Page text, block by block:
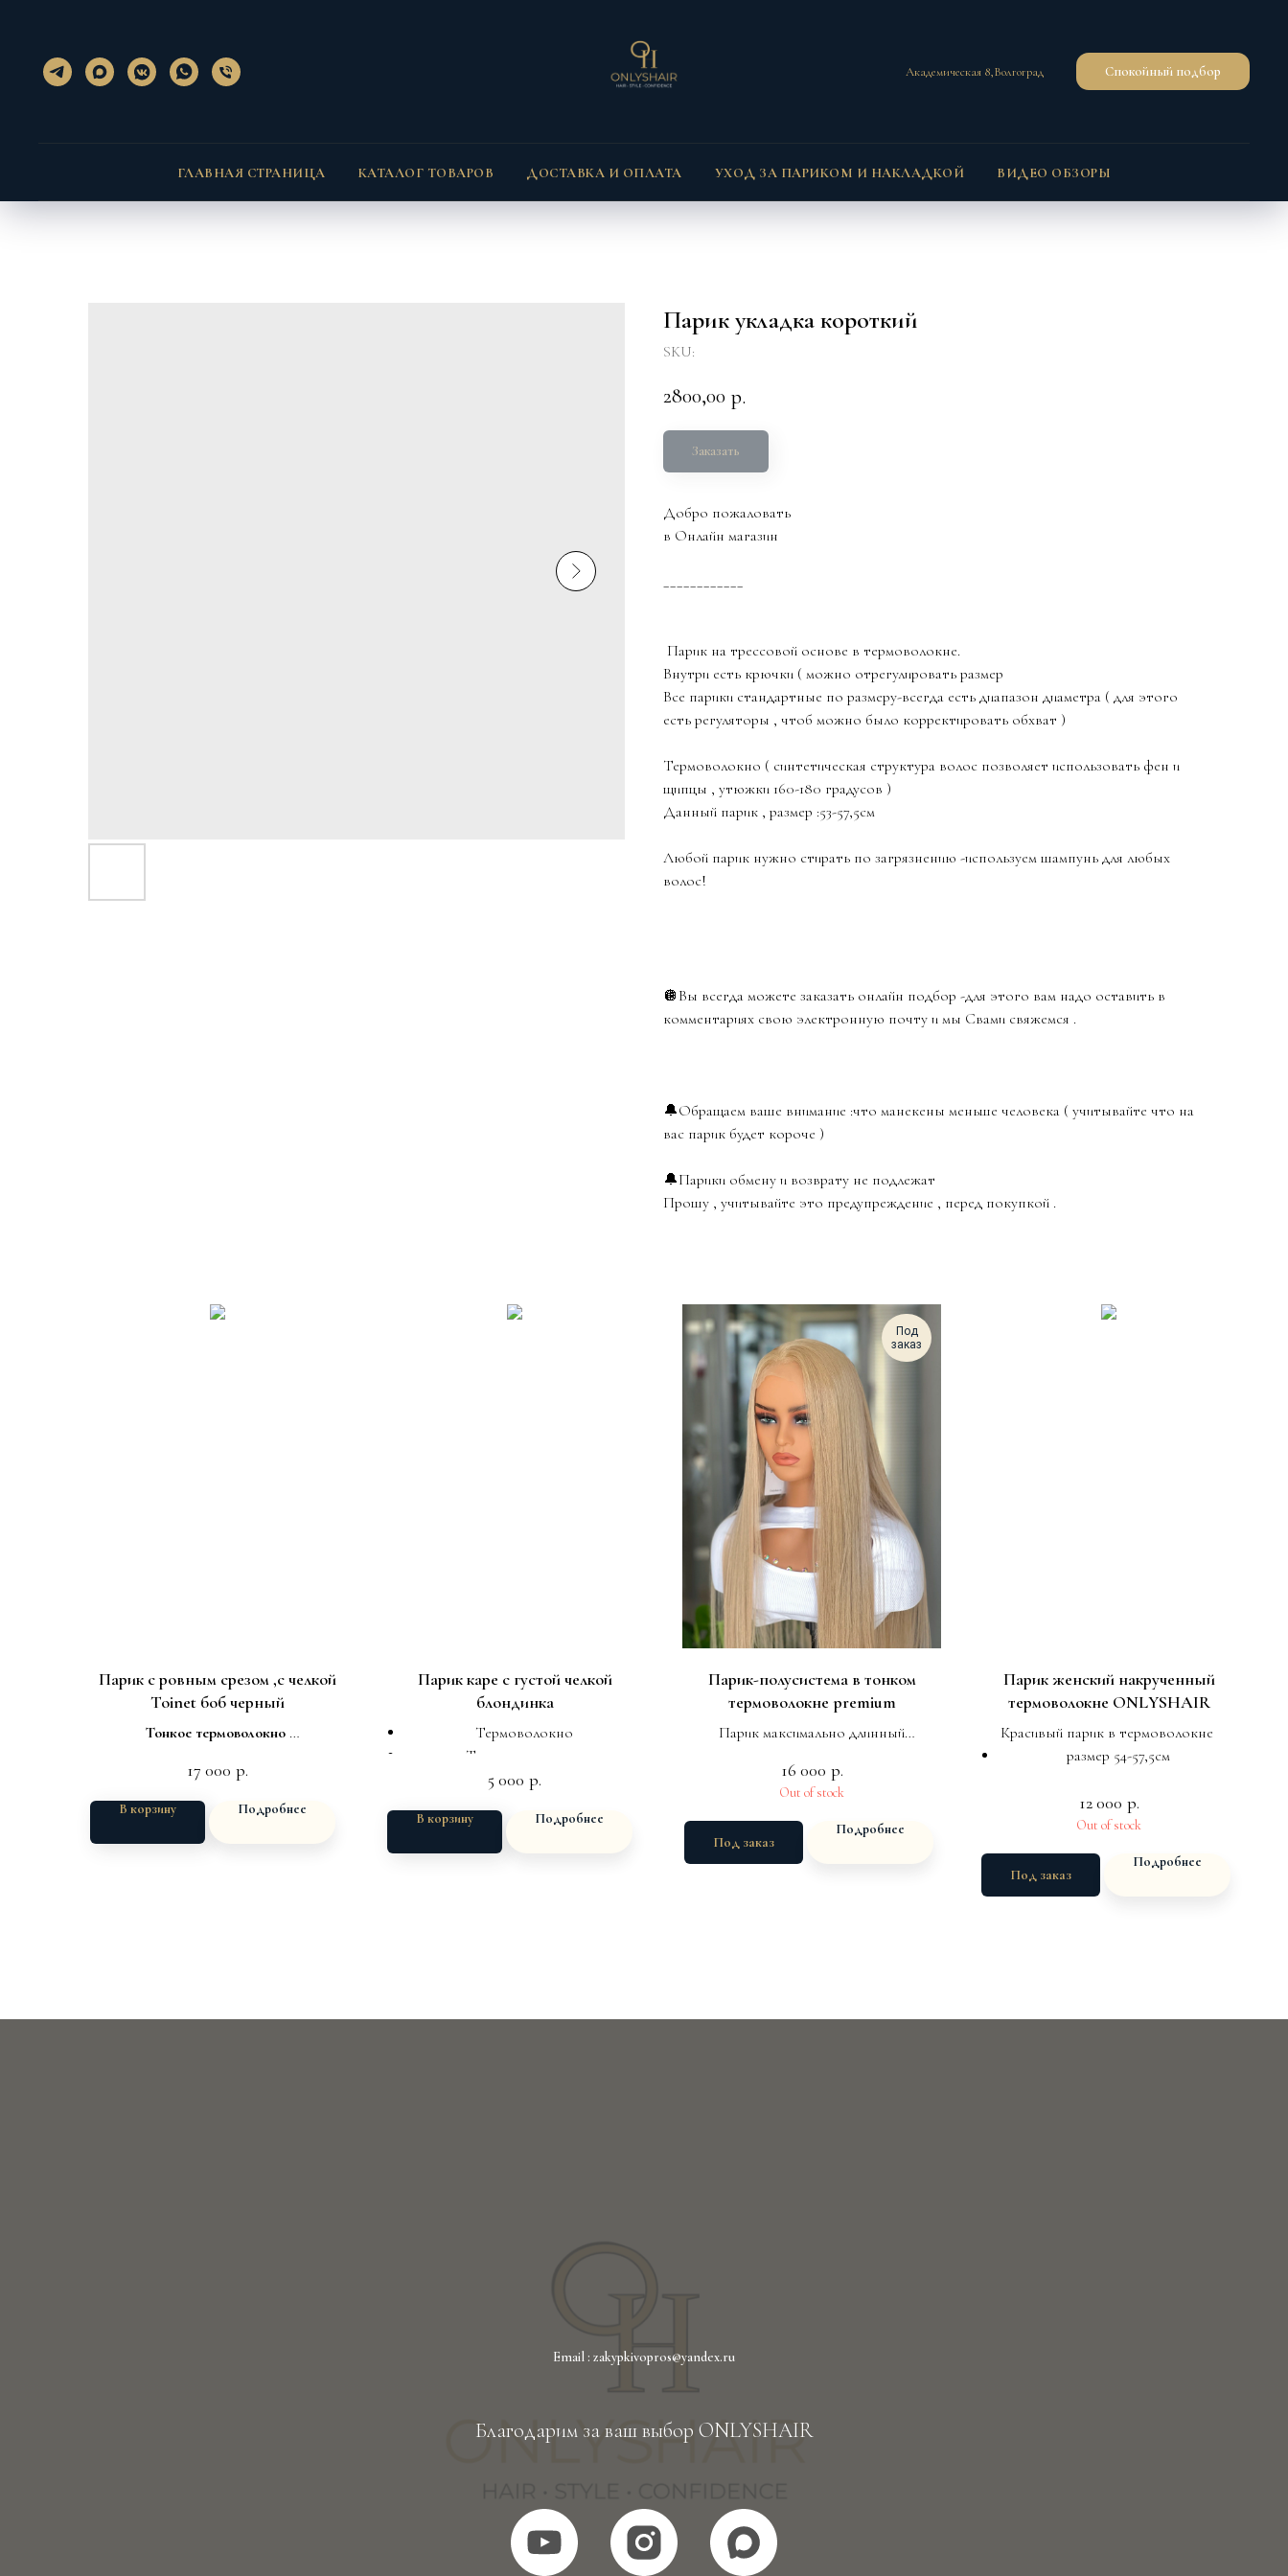
Академическая 8,Волгоград Спокойный подбор
ГЛАВНАЯ СТРАНИЦА КАТАЛОГ ТОВАРОВ ДОСТАВКА И ОПЛАТА УХОД ЗА ПАРИКОМ И НАКЛАДКОЙ ВИДЕО ОБЗОРЫ
Парик укладка короткий
SKU:
2800,00 р.
Заказать
Добро пожаловать
в Онлайн магазин
____________
Парик на трессовой основе в термоволокне.
Внутри есть крючки ( можно отрегулировать размер
Все парики стандартные по размеру-всегда есть диапазон диаметра ( для этого
есть регуляторы , чтоб можно было корректировать обхват )
Термоволокно ( синтетическая структура волос позволяет использовать фен и
щипцы , утюжки 160-180 градусов )
Данный парик , размер :53-57,5см
Любой парик нужно стирать по загрязнению -используем шампунь для любых
волос!
🪩Вы всегда можете заказать онлайн подбор -для этого вам надо оставить в
комментариях свою электронную почту и мы Свами свяжемся .
🔔Обращаем ваше внимание :что манекены меньше человека ( учитывайте что на
вас парик будет короче )
🔔Парики обмену и возврату не подлежат
Прошу , учитывайте это предупреждение , перед покупкой .
Парик с ровным срезом ,с челкой
Toinet боб черный
Тонкое термоволокно
17 000 р.
В корзину Подробнее
Парик каре с густой челкой
блондинка
Термоволокно
Трессовая основа
размер 54-57,5см
5 000 р.
В корзину Подробнее
Под
заказ
Парик-полусистема в тонком
термоволокне premium
Парик максимально длинный
Полностью фронт и макушка ,имитация
роста волос (сбор волос /плетение кос
) Создание челки размер 55-58см
16 000 р.
Out of stock
Под заказ
Подробнее
Парик женский накрученный
термоволокне ONLYSHAIR
Красивый парик в термоволокне
размер 54-57,5см
12 000 р.
Out of stock
Под заказ
Подробнее
Email : zakypkivopros@yandex.ru
Благодарим за ваш выбор ONLYSHAIR